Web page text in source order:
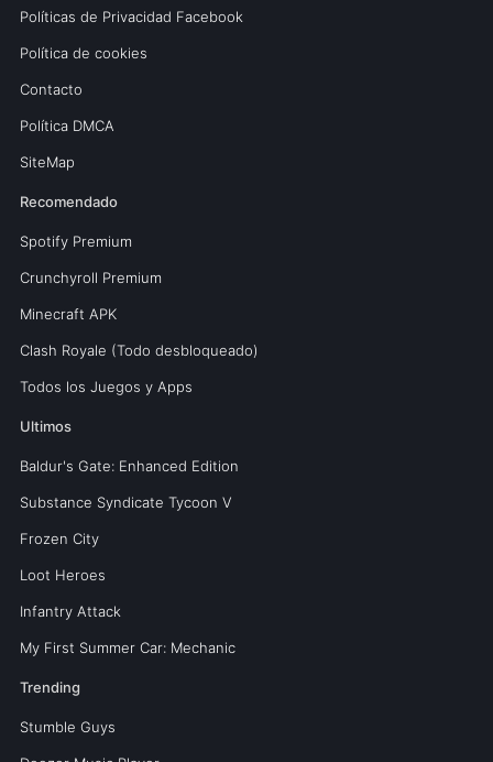
Políticas de Privacidad Facebook
Política de cookies
Contacto
Política DMCA
SiteMap
Recomendado
Spotify Premium
Crunchyroll Premium
Minecraft APK
Clash Royale (Todo desbloqueado)
Todos los Juegos y Apps
Ultimos
Baldur's Gate: Enhanced Edition
Substance Syndicate Tycoon V
Frozen City
Loot Heroes
Infantry Attack
My First Summer Car: Mechanic
Trending
Stumble Guys